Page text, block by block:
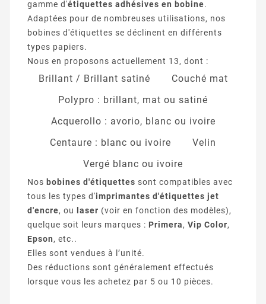
gamme d'étiquettes adhésives en bobine.
Adaptées pour de nombreuses utilisations, nos
bobines d'étiquettes se déclinent en différents
types papiers.
Nous en proposons actuellement 13, dont :
Brillant / Brillant satiné
Couché mat
Polypro : brillant, mat ou satiné
Acquerollo : avorio, blanc ou ivoire
Centaure : blanc ou ivoire
Velin
Vergé blanc ou ivoire
Nos bobines d'étiquettes sont compatibles avec
tous les types d'imprimantes d'étiquettes jet
d'encre, ou laser (voir en fonction des modèles),
quelque soit leurs marques : Primera, Vip Color,
Epson, etc..
Elles sont vendues à l’unité.
Des réductions sont généralement effectués
lorsque vous les achetez par 5 ou 10 pièces.